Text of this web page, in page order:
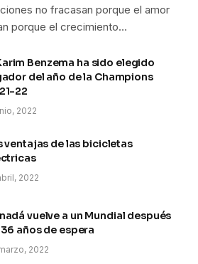
no fracasan porque el amor
porque el crecimiento…
Benzema ha sido elegido
del año de la Champions
22
2022
ventajas de las bicicletas
2022
vuelve a un Mundial después
años de espera
2022